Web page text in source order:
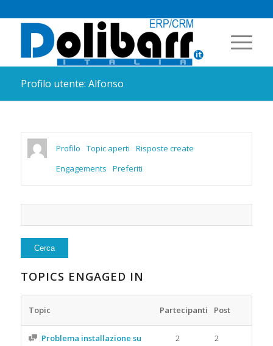
Profilo utente: Alfonso
Profilo Topic aperti
Risposte create
Engagements
Preferiti
TOPICS ENGAGED IN
Topic Partecipanti Post
Problema installazione su
2 2